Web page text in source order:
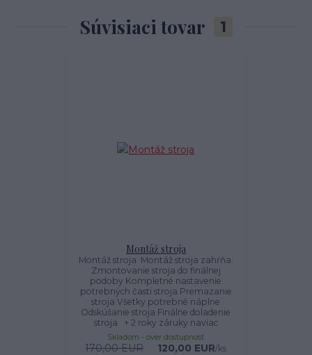
Súvisiaci tovar 1
Montáž stroja
Montáž stroja Montáž stroja zahŕňa:
Zmontovanie stroja do finálnej
podoby Kompletné nastavenie
potrebných časti stroja Premazanie
stroja Všetky potrebné náplne
Odskúšanie stroja Finálne doladenie
stroja + 2 roky záruky naviac
170,00 EUR 120,00 EUR/ks
Skladom - over dostupnosť